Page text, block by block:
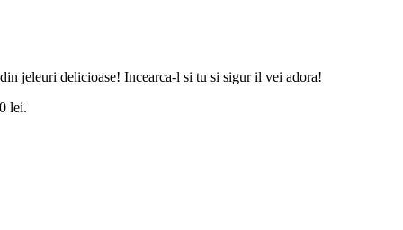
jeleuri delicioase! Incearca-l si tu si sigur il vei adora!
lei.